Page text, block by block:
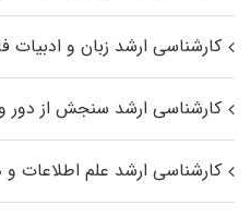
کارشناسی ارشد زبان و ادبیات
کارشناسی ارشد سنجش از دور
کارشناسی ارشد علم اطلاعات